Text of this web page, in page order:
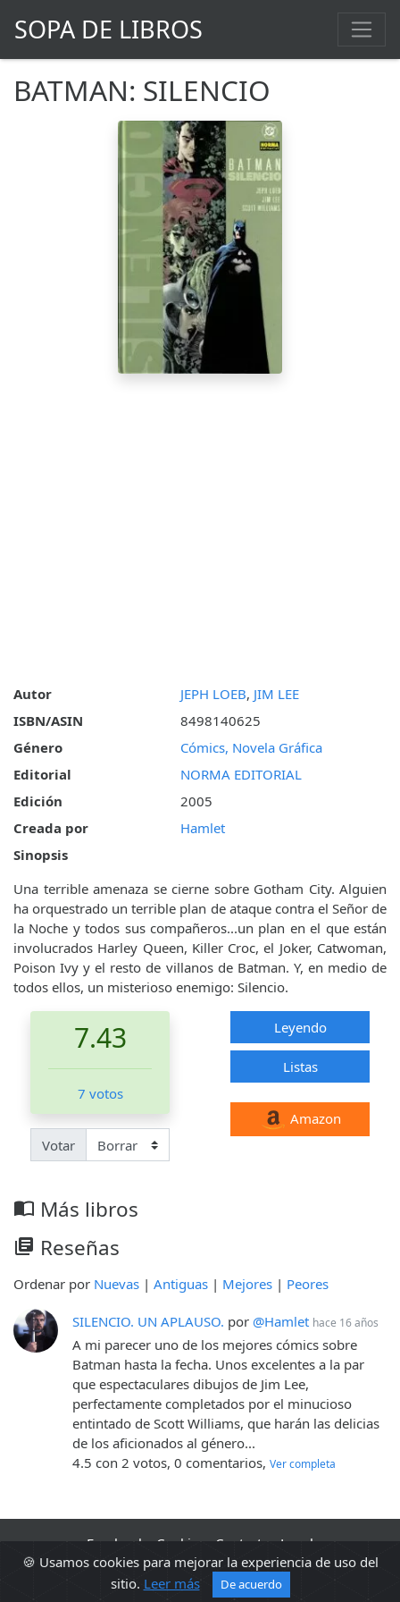
SOPA DE LIBROS
BATMAN: SILENCIO
Autor JEPH LOEB, JIM LEE
ISBN/ASIN
8498140625
Género
Cómics, Novela Gráfica
Editorial
NORMA EDITORIAL
Edición
2005
Creada por
Hamlet
Sinopsis
Una terrible amenaza se cierne sobre Gotham City. Alguien
ha orquestrado un terrible plan de ataque contra el Señor de
la Noche y todos sus compañeros...un plan en el que están
involucrados Harley Queen, Killer Croc, el Joker, Catwoman,
Poison Ivy y el resto de villanos de Batman. Y, en medio de
todos ellos, un misterioso enemigo: Silencio.
7.43
7 votos
Votar
Leyendo
Listas
Amazon
import_contacts Más libros
library_books Reseñas
Ordenar por Nuevas | Antiguas | Mejores | Peores
SILENCIO. UN APLAUSO. por @Hamlet hace 16 años
A mi parecer uno de los mejores cómics sobre
Batman hasta la fecha. Unos excelentes a la par
que espectaculares dibujos de Jim Lee,
perfectamente completados por el minucioso
entintado de Scott Williams, que harán las delicias
de los aficionados al género...
4.5 con 2 votos, 0 comentarios, Ver completa
🍪 Usamos cookies para mejorar la experiencia de uso del
sitio. Leer más De acuerdo
Facebook Cookies Contacto
Legal
2010 - 2026 Sopa de libros s2 0.0094